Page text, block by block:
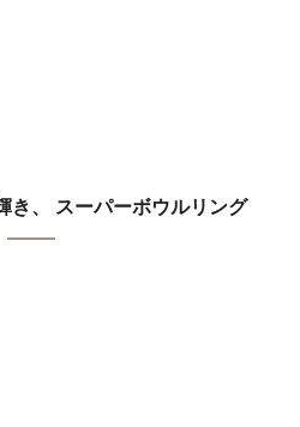
き、 スーパーボウルリング